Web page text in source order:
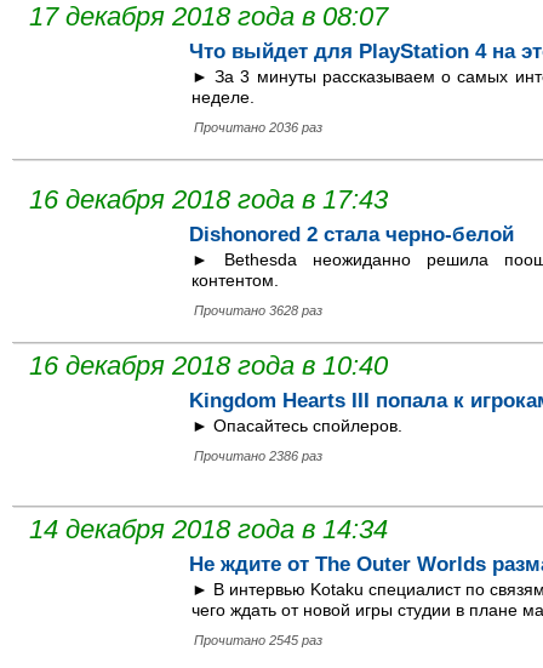
17 декабря 2018 года в 08:07
Что выйдет для PlayStation 4 на
► За 3 минуты рассказываем о самых
неделе.
Прочитано 2036 раз
16 декабря 2018 года в 17:43
Dishonored 2 стала черно-белой
► Bethesda неожиданно решила
контентом.
Прочитано 3628 раз
16 декабря 2018 года в 10:40
Kingdom Hearts III попала к
► Опасайтесь спойлеров.
Прочитано 2386 раз
14 декабря 2018 года в 14:34
Не ждите от The Outer Worlds
► В интервью Kotaku специалист по
чего ждать от новой игры студии в плане
Прочитано 2545 раз